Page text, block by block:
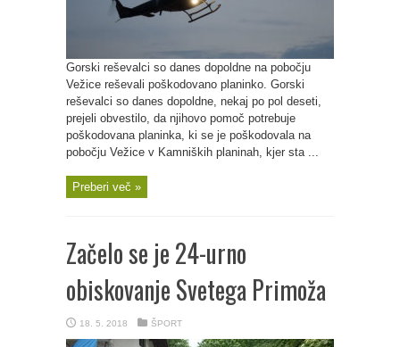
Gorski reševalci so danes dopoldne na pobočju
Vežice reševali poškodovano planinko. Gorski
reševalci so danes dopoldne, nekaj po pol deseti,
prejeli obvestilo, da njihovo pomoč potrebuje
poškodovana planinka, ki se je poškodovala na
pobočju Vežice v Kamniških planinah, kjer sta ...
Preberi več »
Začelo se je 24-urno
obiskovanje Svetega Primoža
18. 5. 2018 ŠPORT